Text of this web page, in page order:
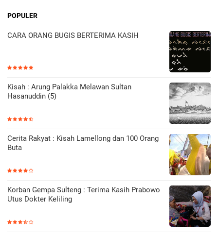
POPULER
CARA ORANG BUGIS BERTERIMA KASIH
Kisah : Arung Palakka Melawan Sultan
Hasanuddin (5)
Cerita Rakyat : Kisah Lamellong dan 100 Orang
Buta
Korban Gempa Sulteng : Terima Kasih Prabowo
Utus Dokter Keliling